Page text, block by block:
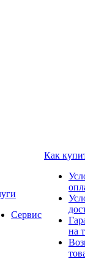
Сервис
Как
на